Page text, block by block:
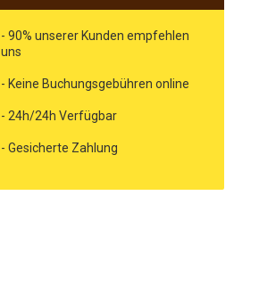
- 90% unserer Kunden empfehlen
uns
- Keine Buchungsgebühren online
- 24h/24h Verfügbar
- Gesicherte Zahlung